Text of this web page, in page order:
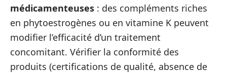
médicamenteuses : des compléments riches
en phytoestrogènes ou en vitamine K peuvent
modifier l’efficacité d’un traitement
concomitant. Vérifier la conformité des
produits (certifications de qualité, absence de